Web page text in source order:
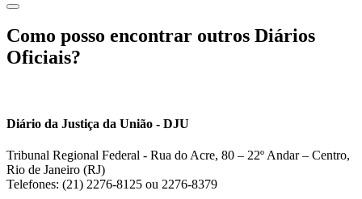
Como posso encontrar outros Diários
Oficiais?
Diário da Justiça da União - DJU
Tribunal Regional Federal - Rua do Acre, 80 – 22º Andar – Centro,
Rio de Janeiro (RJ)
Telefones: (21) 2276-8125 ou 2276-8379